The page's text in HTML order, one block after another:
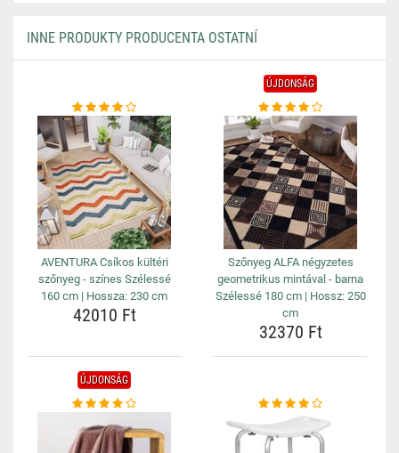
INNE PRODUKTY PRODUCENTA OSTATNÍ
AVENTURA Csíkos kültéri
szőnyeg - színes Szélessé
160 cm | Hossza: 230 cm
42010 Ft
ÚJDONSÁG
Szőnyeg ALFA négyzetes
geometrikus mintával - barna
Szélessé 180 cm | Hossz: 250
cm
32370 Ft
ÚJDONSÁG